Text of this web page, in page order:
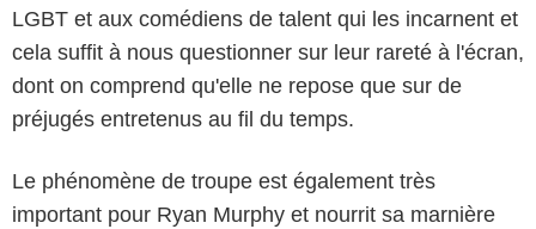
LGBT et aux comédiens de talent qui les incarnent et
cela suffit à nous questionner sur leur rareté à l'écran,
dont on comprend qu'elle ne repose que sur de
préjugés entretenus au fil du temps.
Le phénomène de troupe est également très
important pour Ryan Murphy et nourrit sa marnière